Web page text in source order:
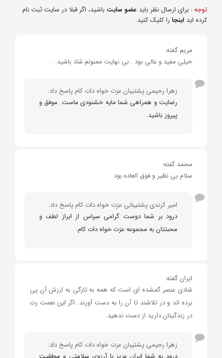
توجه : برای ارسال نظر باید عضو سایت باشید، اگر قبلا در سایت ثبت نام
کرده اید اینجا را کلیک کنید.
مریم گفته:
خیلی مفید و عالی بود . بی نهایت ممنونم شاد باشید .
زهرا رحیمی پشتیبان عزت خواه دات کام پاسخ داد:
رضایت و همراهی شما مایه خشنودی ماست. موفق و
پیروز باشید.
محمد گفته:
سلام بی نظیر و فوق العاده بود
امیر کرندی پشتیبانی عزت خواه دات کام پاسخ داد:
درود بر شما دوست گرامی سپاس از ابراز لطف و
محبتتان به مجموعه عزت خواه دات کام.
ایران گفته:
شادی عنصر گمشده ای است که همه به تازگی به ارزش آن پی
برده اند و در تلاشند تا آن را به دست آورند. اگر این نعمت رت
در زندگیتان دارید از دست ندهید.
زهرا رحیمی پشتیبان عزت خواه دات کام پاسخ داد: